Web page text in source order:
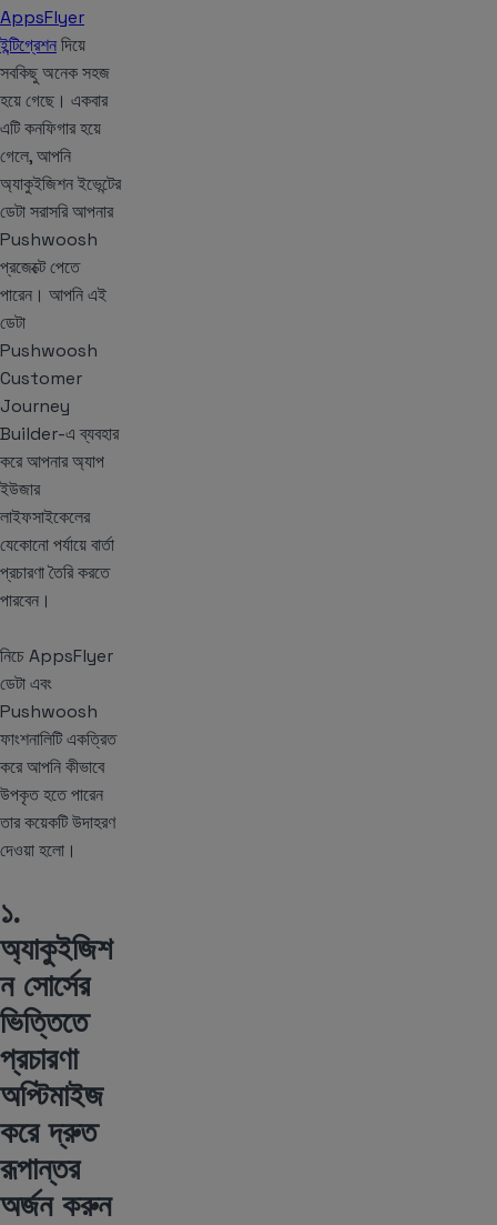
AppsFlyer
ইন্টিগ্রেশনদিয়ে
সবকিছু অনেক সহজ
হয়ে গেছে। একবার
এটি কনফিগার হয়ে
গেলে, আপনি
অ্যাকুইজিশন ইভেন্টের
ডেটা সরাসরি আপনার
Pushwoosh
প্রজেক্টে পেতে
পারেন। আপনি এই
ডেটা
Pushwoosh
Customer
Journey
Builder-এ ব্যবহার
করে আপনার অ্যাপ
ইউজার
লাইফসাইকেলের
যেকোনো পর্যায়ে বার্তা
প্রচারণা তৈরি করতে
পারবেন।
নিচে AppsFlyer
ডেটা এবং
Pushwoosh
ফাংশনালিটি একত্রিত
করে আপনি কীভাবে
উপকৃত হতে পারেন
তার কয়েকটি উদাহরণ
দেওয়া হলো।
১.
অ্যাকুইজিশ
ন সোর্সের
ভিত্তিতে
প্রচারণা
অপ্টিমাইজ
করে দ্রুত
রূপান্তর
অর্জন করুন